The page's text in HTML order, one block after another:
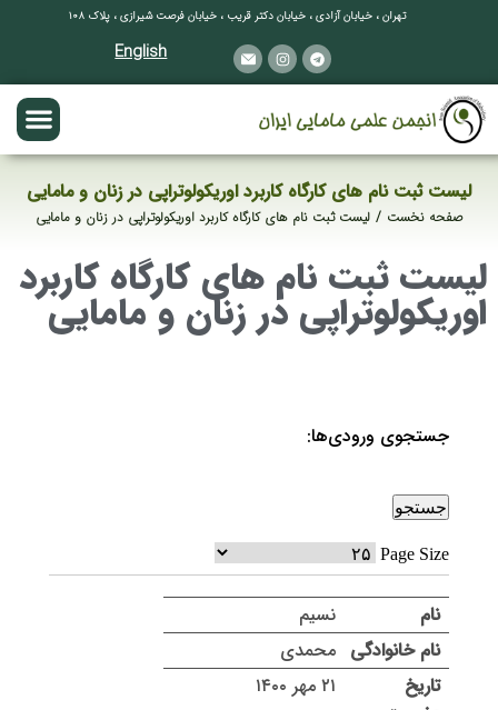
تهران ، خیابان آزادی ، خیابان دکتر قریب ، خیابان فرصت شیرازی ، پلاک ۱۰۸
English
لیست ثبت نام های کارگاه کاربرد اوریکولوتراپی در زنان و مامایی
مکان شما:
صفحه نخست لیست ثبت نام های کارگاه کاربرد اوریکولوتراپی در زنان و مامایی
لیست ثبت نام های کارگاه کاربرد
اوریکولوتراپی در زنان و مامایی
جستجوی ورودی‌ها:
Page Size
نسیم
محمدی
۲۱ مهر ۱۴۰۰